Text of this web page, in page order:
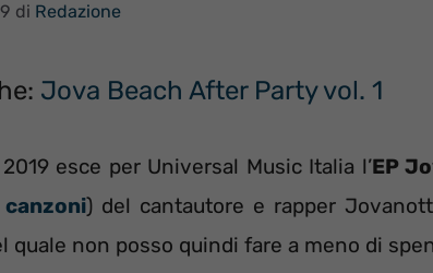
di Redazione
Jova Beach After Party vol. 1
esce per Universal Music Italia l’EP
) del cantautore e rapper
quale non posso quindi fare a meno di